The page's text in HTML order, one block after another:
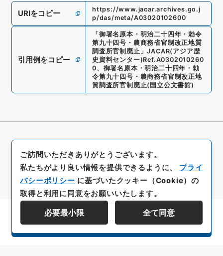
URIをコピー
https://www.jacar.archives.go.j
p/das/meta/A03020102600
引用例をコピー
「 御署名原本・明治二十四年・勅令
第九十四号・農商務省官制改正地質
調査所官制廃止 」JACAR(アジア歴
史資料センター)Ref.A0302010260
0、 御署名原本・明治二十四年・勅
令第九十四号・農商務省官制改正地
質調査所官制廃止( 国立公文書館)
資料群階層を表示する
ご訪問いただきありがとうございます。
私たちがより良い情報を提供できるように、 プライ
バシーポリシー に基づいたクッキー（Cookie）の
取得と利用に同意をお願いいたします。
必要最小限 全て同意